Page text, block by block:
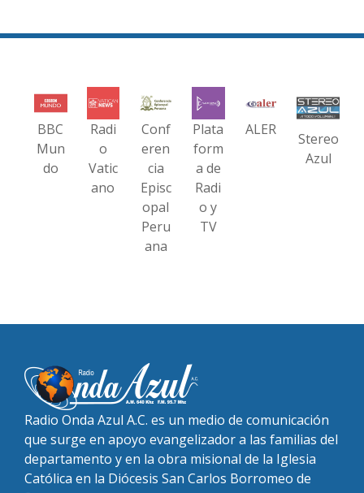
BBC
Mun
do
Radi
o
Vatic
ano
Conf
eren
cia
Episc
opal
Peru
ana
Plata
form
a de
Radi
o y
TV
ALER
Stereo
Azul
Radio Onda Azul A.C. es un medio de comunicación
que surge en apoyo evangelizador a las familias del
departamento y en la obra misional de la Iglesia
Católica en la Diócesis San Carlos Borromeo de